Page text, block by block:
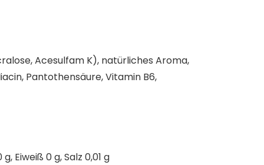
Acesulfam K), natürliches Aroma,
Pantothensäure, Vitamin B6,
Eiweiß 0 g, Salz 0,01 g